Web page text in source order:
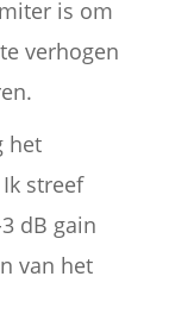
is om
verhogen
het
streef
dB gain
van het